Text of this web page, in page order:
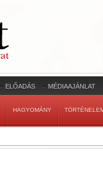
ELŐADÁS MÉDIAAJÁNLAT
HAGYOMÁNY